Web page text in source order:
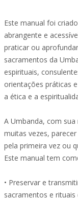
Este manual foi
abrangente e
praticar ou
sacramentos da
espirituais,
orientações práticas
a ética e a
A Umbanda, com
muitas vezes,
pela primeira vez ou
Este manual tem
• Preservar e
sacramentos e